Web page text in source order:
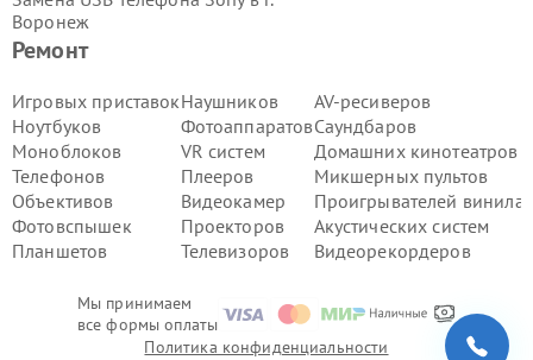
Мы принимаем
все формы оплаты
Ремонт
Игровых приставок
Ноутбуков
Моноблоков
Телефонов
Объективов
Фотовспышек
Планшетов
Наушников
Фотоаппаратов
VR систем
Плееров
Видеокамер
Проекторов
Телевизоров
AV-ресиверов
Саундбаров
Домашних кинотеатров
Микшерных пультов
Проигрывателей винила
Акустических систем
Видеорекордеров
Воронеж
Замена USB телефона Sony в г.
Волгоград
Самара
Замена USB телефона Sony в г.Пермь
Замена USB телефона Sony в г.
Красноярск
Замена USB телефона Sony в г.
Ижевск
Замена USB телефона Sony в г.
Замена USB телефона Sony в г.
Замена USB телефона Sony в г.Политика конфиденциальности